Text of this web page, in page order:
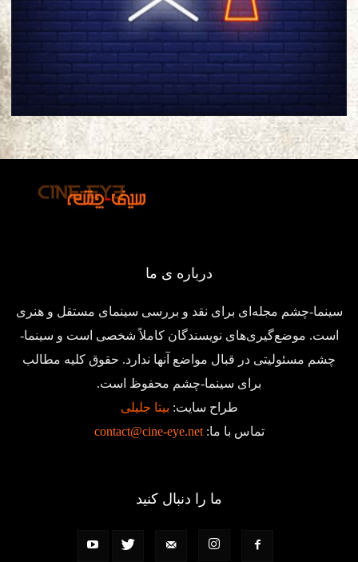
درباره ی ما
سینما-چشم مجله‌ای برای نقد و بررسی سینمای مستقل و هنری
است. موضع‌گیری‌های نویسندگان کاملاً شخصی است و سینما-
چشم مسئولیتی در قبال مواضع آنها ندارد. حقوق کلیه مطالب
برای سینما-چشم محفوظ است.
طراح سایت: بیتا جلیلی
تماس با ما:contact@cine-eye.net
ما را دنبال کنید